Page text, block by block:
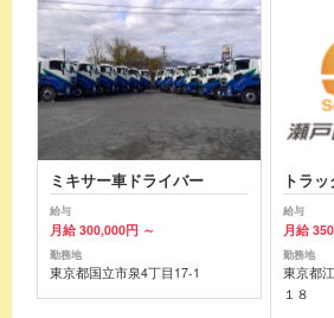
ミキサー車ドライバー
給与
月給 300,000円 ～
勤務地
東京都国立市泉4丁目17-1
トラ
給与
月給
勤務地
東京都
１８